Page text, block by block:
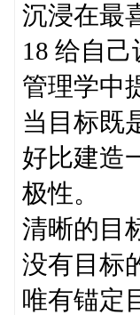
沉浸在最
18 给自
管理学中
当目标既
好比建造
极性。
清晰的目
没有目标
唯有锚定